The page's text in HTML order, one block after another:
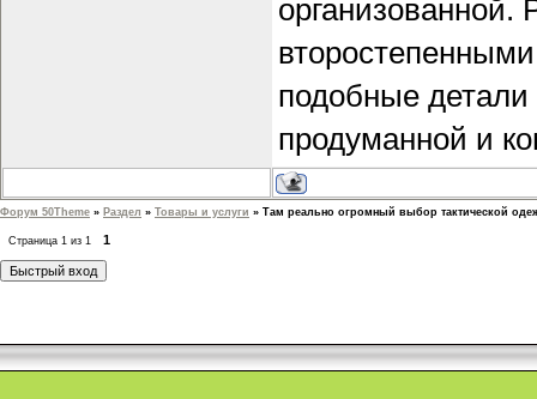
организованной.
подобные детали
продуманной и
Форум 50Theme » Раздел » Товары и услуги » Там реально огромный выбор тактической
Страница 1 из 1 1